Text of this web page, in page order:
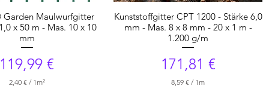
Maulwurfgitter
x 50 m - Mas. 10 x 10
mm
119,99 €
2,40 € / 1m²
Kunststoffgitter CPT 1200 - Stärke 6,0
mm - Mas. 8 x 8 mm - 20 x 1 m -
1.200 g/m
Preis
171,81 €
8,59 € / 1m